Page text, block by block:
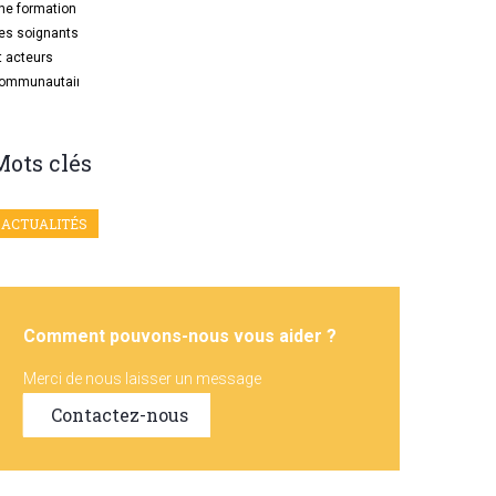
clés
ACTUALITÉS
Comment pouvons-nous vous aider ?
Merci de nous laisser un message
Contactez-nous